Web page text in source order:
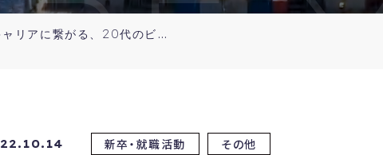
今後のキャリアに繋がる、20代のビジネスパーソンがすべき事
新卒・就職活動 その他